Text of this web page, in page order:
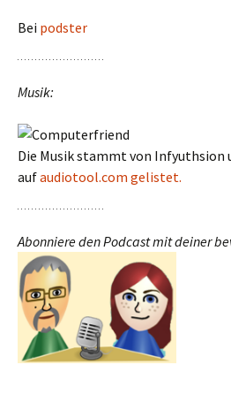
Bei podster
Musik:
Die Musik stammt von Infyuthsion
aufaudiotool.com gelistet.
Abonniere den Podcast mit deiner